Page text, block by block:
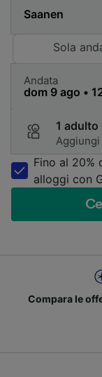
Sola
Andata
1
Fino al 20%
alloggi con
Compara le